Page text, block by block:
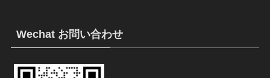
Wechat お問い合わせ